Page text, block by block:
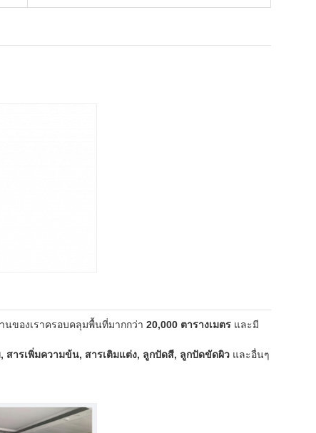
นของเราครอบคลุมพื้นที่มากกว่า 20,000 ตารางเมตร และมี
สารเพิ่มความข้น, สารเติมแต่ง, ลูกปัดสี, ลูกปัดขัดผิว และอื่นๆ